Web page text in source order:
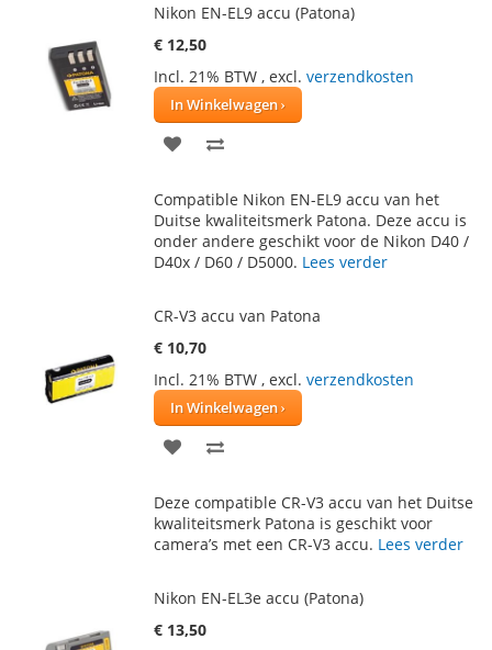
Nikon EN-EL9 accu (Patona)
€ 12,50
Incl. 21% BTW , excl. verzendkosten
In Winkelwagen
VOEG
AAN
VERLANGLIJST
TE
VERGELIJKEN
Compatible Nikon EN-EL9 accu van het
Duitse kwaliteitsmerk Patona. Deze accu is
onder andere geschikt voor de Nikon D40 /
D40x / D60 / D5000. Lees verder
CR-V3 accu van Patona
€ 10,70
Incl. 21% BTW , excl. verzendkosten
In Winkelwagen
VOEG
AAN TE
Deze compatible CR-V3 accu van het Duitse
kwaliteitsmerk Patona is geschikt voor
camera’s met een CR-V3 accu. Lees verder
Nikon EN-EL3e accu (Patona)
€ 13,50